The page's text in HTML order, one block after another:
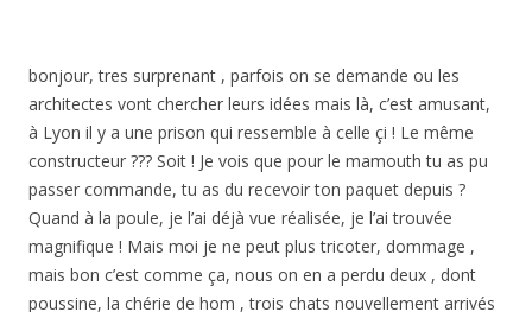
bonjour, tres surprenant , parfois on se demande ou les
architectes vont chercher leurs idées mais là, c’est amusant,
à Lyon il y a une prison qui ressemble à celle çi ! Le même
constructeur ??? Soit ! Je vois que pour le mamouth tu as pu
passer commande, tu as du recevoir ton paquet depuis ?
Quand à la poule, je l’ai déjà vue réalisée, je l’ai trouvée
magnifique ! Mais moi je ne peut plus tricoter, dommage ,
mais bon c’est comme ça, nous on en a perdu deux , dont
poussine, la chérie de hom , trois chats nouvellement arrivés